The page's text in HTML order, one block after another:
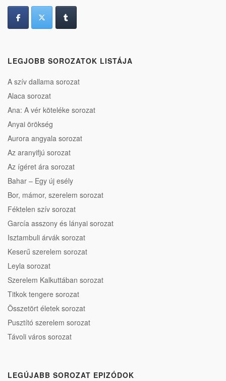
LEGJOBB SOROZATOK LISTÁJA
A szív dallama sorozat
Alaca sorozat
Ana: A vér köteléke sorozat
Anyai örökség
Aurora angyala sorozat
Az aranyifjú sorozat
Az ígéret ára sorozat
Bahar – Egy új esély
Bor, mámor, szerelem sorozat
Féktelen szív sorozat
García asszony és lányai sorozat
Isztambuli árvák sorozat
Keserű szerelem sorozat
Leyla sorozat
Szerelem Kalkuttában sorozat
Titkok tengere sorozat
Összetört életek sorozat
Pusztító szerelem sorozat
Távoli város sorozat
LEGÚJABB SOROZAT EPIZÓDOK